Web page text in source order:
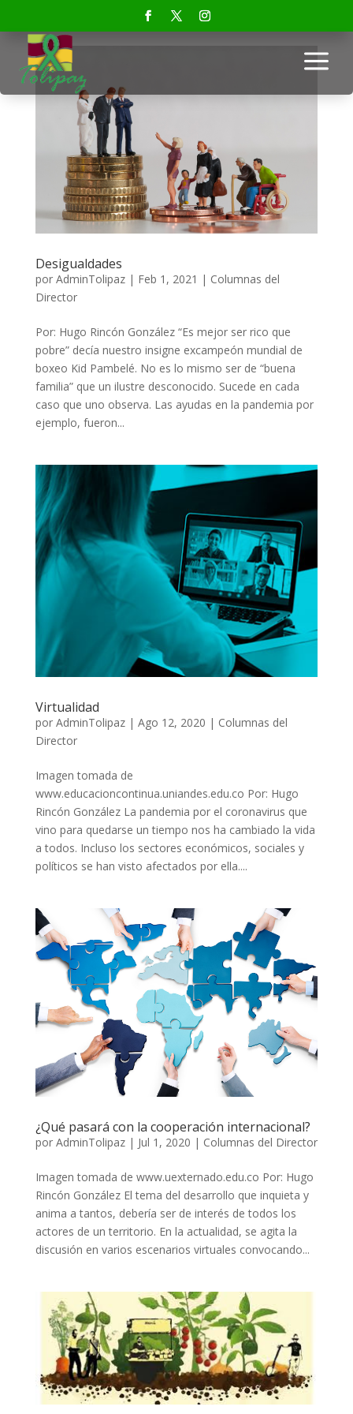
a
Desigualdades
por AdminTolipaz| Feb 1, 2021 | Columnas del
Director
Por: Hugo Rincón González “Es mejor ser rico que
pobre” decía nuestro insigne excampeón mundial de
boxeo Kid Pambelé. No es lo mismo ser de “buena
familia” que un ilustre desconocido. Sucede en cada
caso que uno observa. Las ayudas en la pandemia por
ejemplo, fueron...
Virtualidad
por AdminTolipaz| Ago 12, 2020 | Columnas del
Director
Imagen tomada de
www.educacioncontinua.uniandes.edu.co Por: Hugo
Rincón González La pandemia por el coronavirus que
vino para quedarse un tiempo nos ha cambiado la vida
a todos. Incluso los sectores económicos, sociales y
políticos se han visto afectados por ella....
¿Qué pasará con la cooperación internacional?
por AdminTolipaz| Jul 1, 2020 | Columnas del Director
Imagen tomada de www.uexternado.edu.co Por: Hugo
Rincón González El tema del desarrollo que inquieta y
anima a tantos, debería ser de interés de todos los
actores de un territorio. En la actualidad, se agita la
discusión en varios escenarios virtuales convocando...